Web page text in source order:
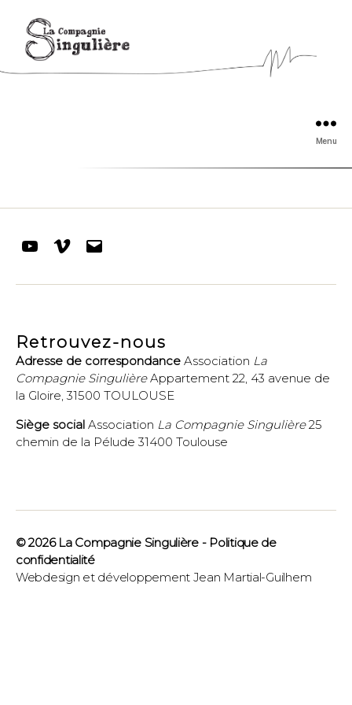
Menu
YoutubeVimeo
E-
Retrouvez-nous
Adresse de correspondance Association La
Compagnie SingulièreAppartement 22, 43 avenue de
la Gloire, 31500 TOULOUSE
Siège social Association La Compagnie Singulière25
chemin de la Pélude 31400 Toulouse
© 2026 La Compagnie Singulière- Politique de
confidentialité
Webdesign et développement Jean Martial-Guilhem